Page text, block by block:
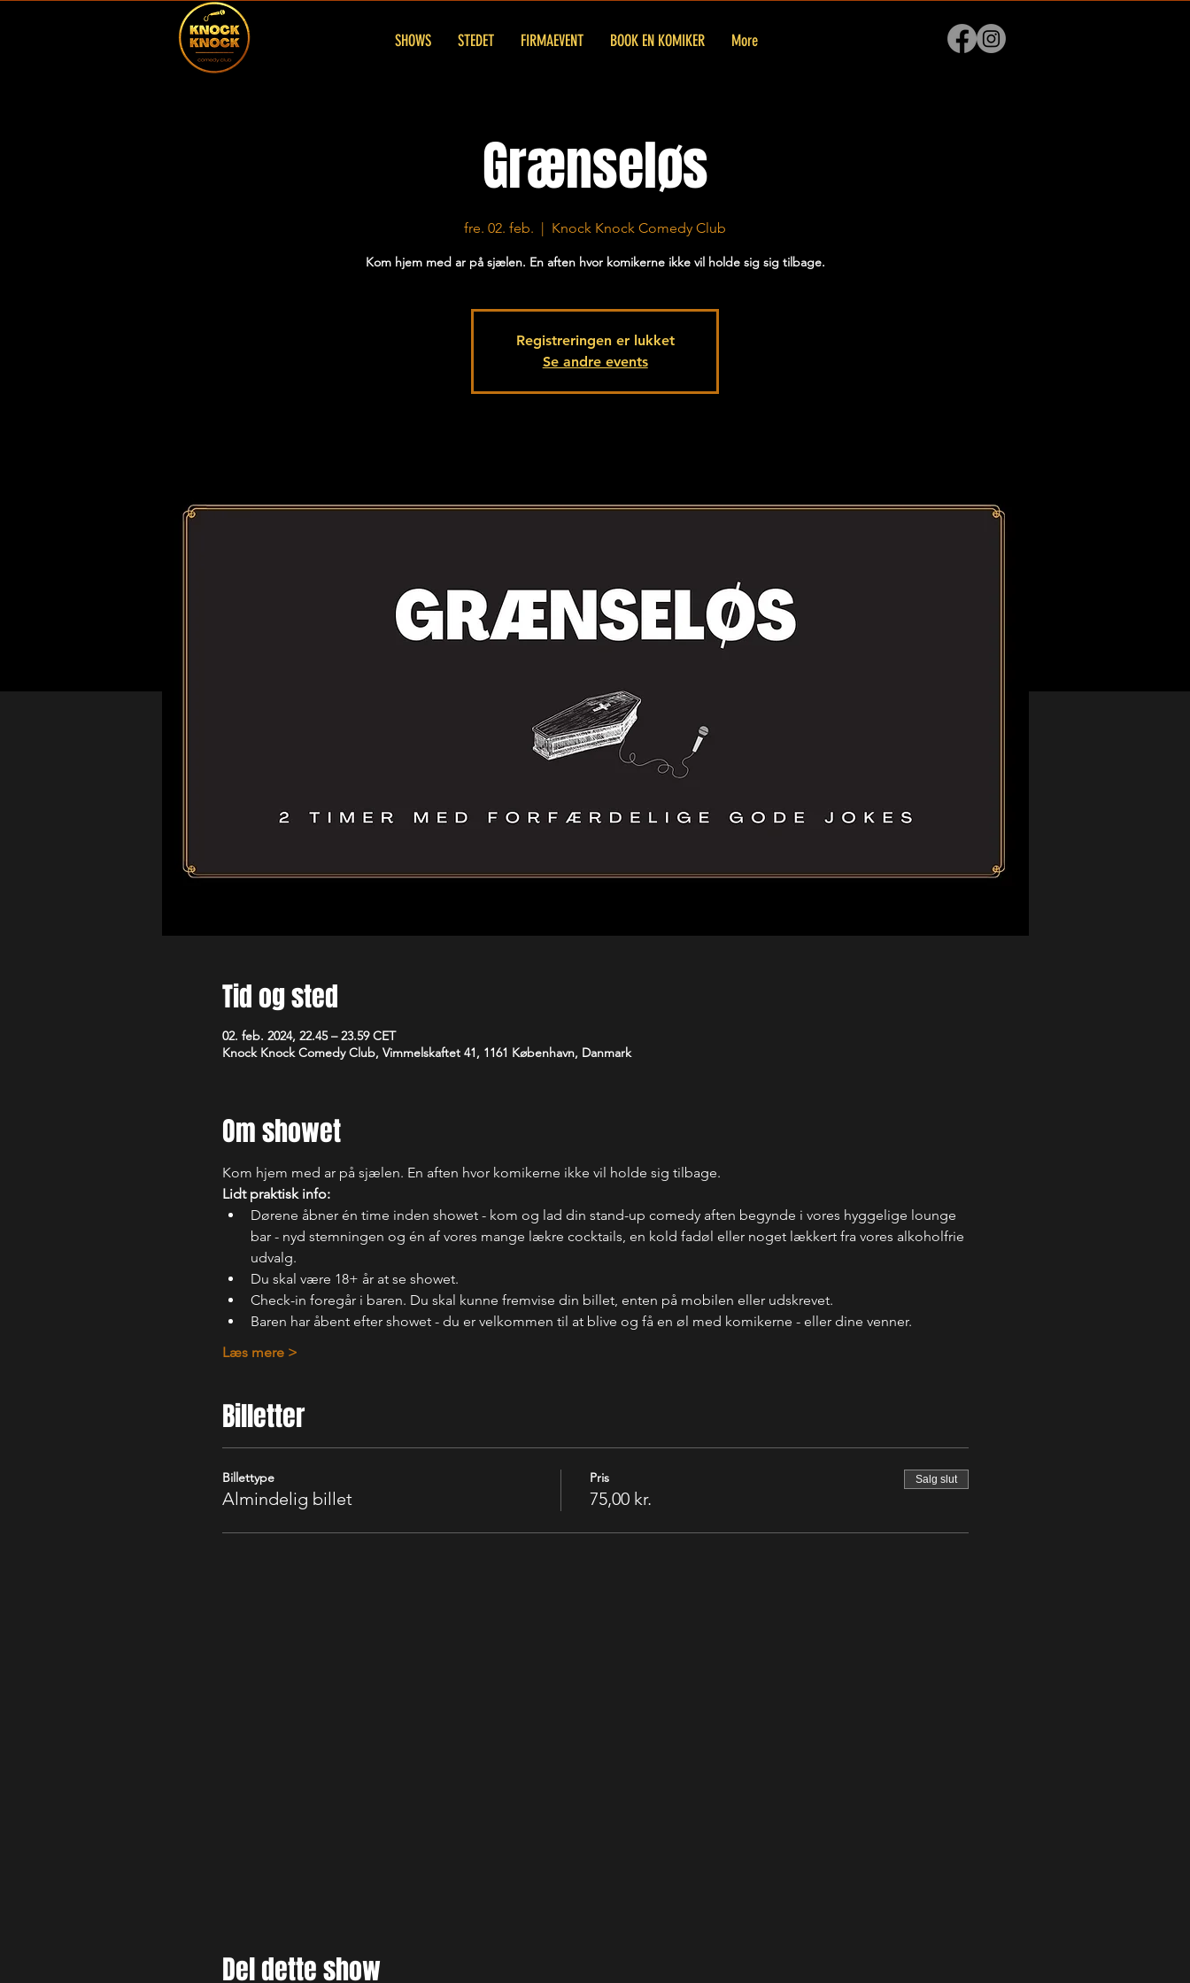
SHOWS STEDET FIRMAEVENT BOOK EN KOMIKER More
Grænseløs
fre. 02. feb.
  |
Knock Knock Comedy Club
Kom hjem med ar på sjælen. En aften hvor komikerne ikke vil holde sig sig tilbage.
Registreringen er lukket
Se andre events
Tid og sted
02. feb. 2024, 22.45 – 23.59 CET
Knock Knock Comedy Club, Vimmelskaftet 41, 1161 København, Danmark
Om showet
Kom hjem med ar på sjælen. En aften hvor komikerne ikke vil holde sig tilbage.
Lidt praktisk info:
Dørene åbner én time inden showet - kom og lad din stand-up comedy aften begynde i vores hyggelige lounge
bar - nyd stemningen og én af vores mange lækre cocktails, en kold fadøl eller noget lækkert fra vores alkoholfrie
udvalg.
Du skal være 18+ år at se showet.
Check-in foregår i baren. Du skal kunne fremvise din billet, enten på mobilen eller udskrevet.
Baren har åbent efter showet - du er velkommen til at blive og få en øl med komikerne - eller dine venner.
Læs mere >
Billetter
Billettype
Almindelig billet
Pris
75,00 kr.
Salg slut
Del dette show